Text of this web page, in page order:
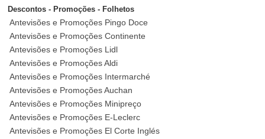
Descontos - Promoções - Folhetos
Antevisões e Promoções Pingo Doce
Antevisões e Promoções Continente
Antevisões e Promoções Lidl
Antevisões e Promoções Aldi
Antevisões e Promoções Intermarché
Antevisões e Promoções Auchan
Antevisões e Promoções Minipreço
Antevisões e Promoções E-Leclerc
Antevisões e Promoções El Corte Inglés